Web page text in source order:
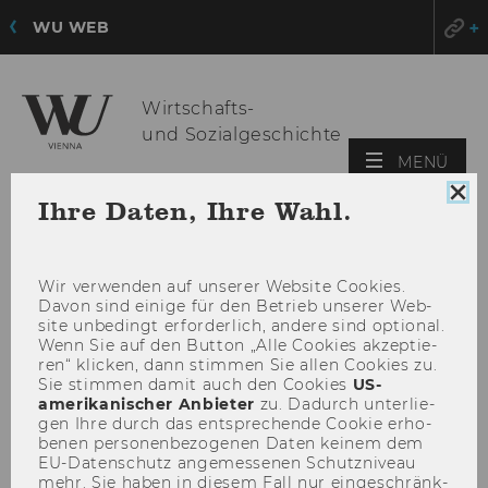
WU WEB
Wirtschafts-
und Sozialgeschichte
MENÜ
Ihre Daten, Ihre Wahl.
Wir ver­wen­den auf un­se­rer Web­site Coo­kies.
Davon sind ei­ni­ge für den Be­trieb un­se­rer Web­
site un­be­dingt er­for­der­lich, an­de­re sind op­tio­nal.
Wenn Sie auf den But­ton „Alle Coo­kies ak­zep­tie­
ren“ kli­cken, dann stim­men Sie allen Coo­kies zu.
Sie stim­men damit auch den Coo­kies US-​
amerikanischer An­bie­ter zu. Da­durch un­ter­lie­
gen Ihre durch das ent­spre­chen­de Coo­kie er­ho­
be­nen per­so­nen­be­zo­ge­nen Daten kei­nem dem
EU-​Datenschutz an­ge­mes­se­nen Schutz­ni­veau
mehr. Sie haben in die­sem Fall nur ein­ge­schränk­